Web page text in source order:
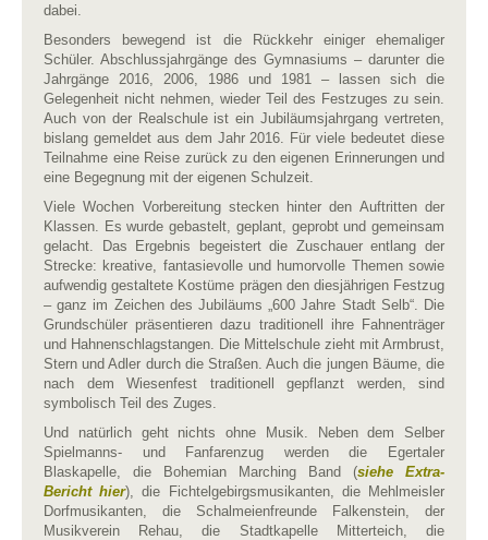
dabei.
Besonders bewegend ist die Rückkehr einiger ehemaliger
Schüler. Abschlussjahrgänge des Gymnasiums – darunter die
Jahrgänge 2016, 2006, 1986 und 1981 – lassen sich die
Gelegenheit nicht nehmen, wieder Teil des Festzuges zu sein.
Auch von der Realschule ist ein Jubiläumsjahrgang vertreten,
bislang gemeldet aus dem Jahr 2016. Für viele bedeutet diese
Teilnahme eine Reise zurück zu den eigenen Erinnerungen und
eine Begegnung mit der eigenen Schulzeit.
Viele Wochen Vorbereitung stecken hinter den Auftritten der
Klassen. Es wurde gebastelt, geplant, geprobt und gemeinsam
gelacht. Das Ergebnis begeistert die Zuschauer entlang der
Strecke: kreative, fantasievolle und humorvolle Themen sowie
aufwendig gestaltete Kostüme prägen den diesjährigen Festzug
– ganz im Zeichen des Jubiläums „600 Jahre Stadt Selb“. Die
Grundschüler präsentieren dazu traditionell ihre Fahnenträger
und Hahnenschlagstangen. Die Mittelschule zieht mit Armbrust,
Stern und Adler durch die Straßen. Auch die jungen Bäume, die
nach dem Wiesenfest traditionell gepflanzt werden, sind
symbolisch Teil des Zuges.
Und natürlich geht nichts ohne Musik. Neben dem Selber
Spielmanns- und Fanfarenzug werden die Egertaler
Blaskapelle, die Bohemian Marching Band (siehe Extra-
Bericht hier), die Fichtelgebirgsmusikanten, die Mehlmeisler
Dorfmusikanten, die Schalmeienfreunde Falkenstein, der
Musikverein Rehau, die Stadtkapelle Mitterteich, die